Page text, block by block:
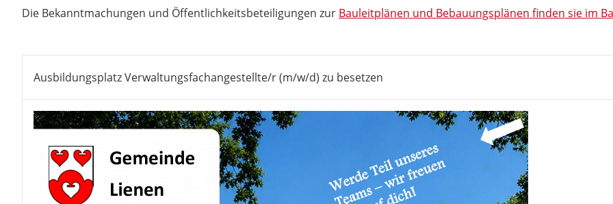
Die Bekanntmachungen und Öffentlichkeitsbeteiligungen zur Bauleitplänen und Bebauungsplänen finden sie im
Ausbildungsplatz Verwaltungsfachangestellte/r (m/w/d) zu besetzen